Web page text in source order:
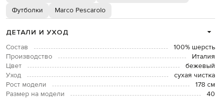
Футболки
Marco Pescarolo
ДЕТАЛИ И УХОД
Состав
100% шерсть
Производство
Италия
Цвет
бежевый
Уход
сухая чистка
Рост модели
178 см
Размер на модели
40